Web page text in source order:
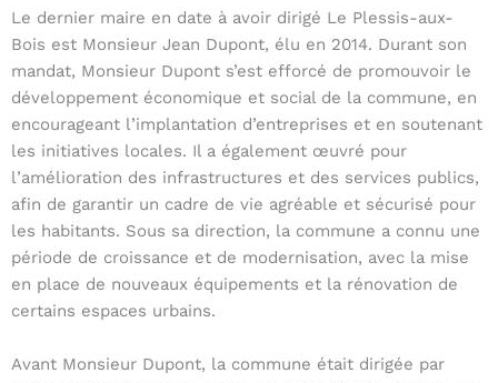
Le dernier maire en date à avoir dirigé Le Plessis-aux-
Bois est Monsieur Jean Dupont, élu en 2014. Durant son
mandat, Monsieur Dupont s’est efforcé de promouvoir le
développement économique et social de la commune, en
encourageant l’implantation d’entreprises et en soutenant
les initiatives locales. Il a également œuvré pour
l’amélioration des infrastructures et des services publics,
afin de garantir un cadre de vie agréable et sécurisé pour
les habitants. Sous sa direction, la commune a connu une
période de croissance et de modernisation, avec la mise
en place de nouveaux équipements et la rénovation de
certains espaces urbains.
Avant Monsieur Dupont, la commune était dirigée par